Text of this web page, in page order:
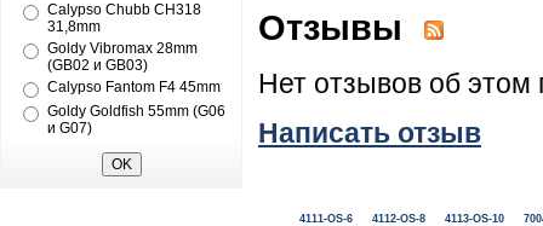
Calypso Chubb CH318
31,8mm
Goldy Vibromax 28mm
(GB02 и GB03)
Calypso Fantom F4 45mm
Goldy Goldfish 55mm (G06
и G07)
Отзывы
Нет отзывов об этом
Написать отзыв
4111-OS-6 4112-OS-8 4113-OS-10